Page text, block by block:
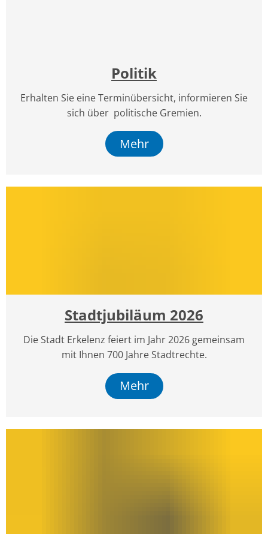
Politik
Erhalten Sie eine Terminübersicht, informieren Sie
sich über politische Gremien.
Mehr
Stadtjubiläum 2026
Die Stadt Erkelenz feiert im Jahr 2026 gemeinsam
mit Ihnen 700 Jahre Stadtrechte.
Mehr